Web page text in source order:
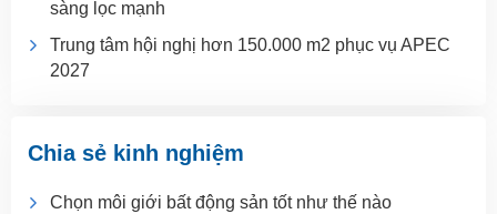
sàng lọc mạnh
Trung tâm hội nghị hơn 150.000 m2 phục vụ APEC
2027
Chia sẻ kinh nghiệm
Chọn môi giới bất động sản tốt như thế nào